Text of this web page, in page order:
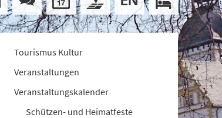
Tourismus Kultur
Veranstaltungen
Veranstaltungskalender
Schützen- und Heimatfeste